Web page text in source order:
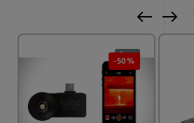
-50%
0